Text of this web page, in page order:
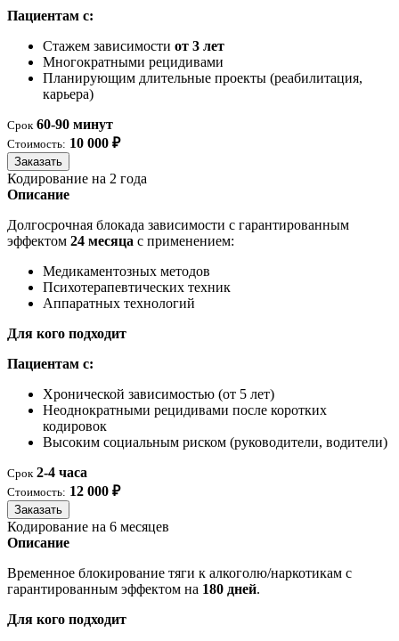
Пациентам с:
Стажем зависимости от 3 лет
Многократными рецидивами
Планирующим длительные проекты (реабилитация,
карьера)
Срок 60-90 минут
Стоимость: 10 000 ₽
Заказать
Кодирование на 2 года
Описание
Долгосрочная блокада зависимости с гарантированным
эффектом 24 месяца с применением:
Медикаментозных методов
Психотерапевтических техник
Аппаратных технологий
Для кого подходит
Пациентам с:
Хронической зависимостью (от 5 лет)
Неоднократными рецидивами после коротких
кодировок
Высоким социальным риском (руководители, водители)
Срок 2-4 часа
Стоимость: 12 000 ₽
Заказать
Кодирование на 6 месяцев
Описание
Временное блокирование тяги к алкоголю/наркотикам с
гарантированным эффектом на 180 дней.
Для кого подходит